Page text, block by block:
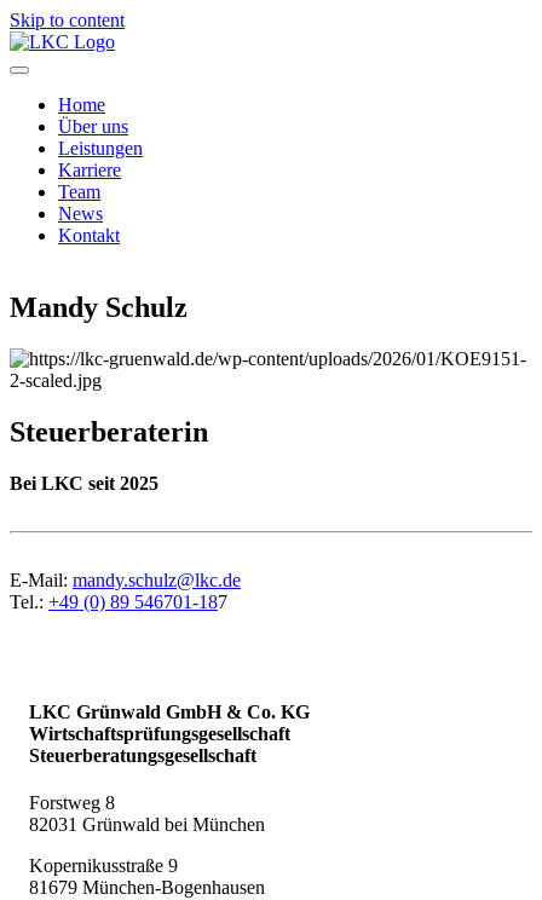
Skip to content
Home
Über uns
Leistungen
Karriere
Team
News
Kontakt
Mandy Schulz
Steuerberaterin
Bei LKC seit 2025
E-Mail: mandy.schulz@lkc.de
Tel.: +49 (0) 89 546701-187
LKC Grünwald GmbH & Co. KG
Wirtschaftsprüfungsgesellschaft
Steuerberatungsgesellschaft
Forstweg 8
82031 Grünwald bei München
Kopernikusstraße 9
81679 München-Bogenhausen